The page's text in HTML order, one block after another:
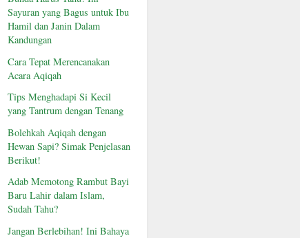
Sayuran yang Bagus untuk Ibu
Hamil dan Janin Dalam
Kandungan
Cara Tepat Merencanakan
Acara Aqiqah
Tips Menghadapi Si Kecil
yang Tantrum dengan Tenang
Bolehkah Aqiqah dengan
Hewan Sapi? Simak Penjelasan
Berikut!
Adab Memotong Rambut Bayi
Baru Lahir dalam Islam,
Sudah Tahu?
Jangan Berlebihan! Ini Bahaya